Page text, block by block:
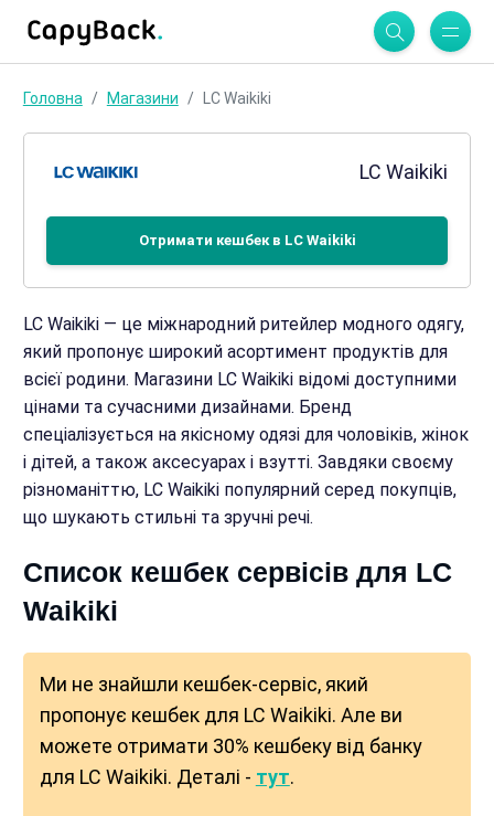
Головна Магазини LC Waikiki
LC Waikiki
Отримати кешбек в LC Waikiki
LC Waikiki — це міжнародний ритейлер модного одягу,
який пропонує широкий асортимент продуктів для
всієї родини. Магазини LC Waikiki відомі доступними
цінами та сучасними дизайнами. Бренд
спеціалізується на якісному одязі для чоловіків, жінок
і дітей, а також аксесуарах і взутті. Завдяки своєму
різноманіттю, LC Waikiki популярний серед покупців,
що шукають стильні та зручні речі.
Список кешбек сервісів для LC
Waikiki
Ми не знайшли кешбек-сервіс, який
пропонує кешбек для LC Waikiki. Але ви
можете отримати 30% кешбеку від банку
для LC Waikiki. Деталі - тут.